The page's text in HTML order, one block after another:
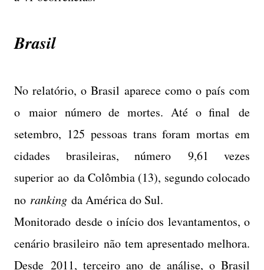
Brasil
No relatório, o Brasil aparece como o país com
o maior número de mortes. Até o final de
setembro, 125 pessoas trans foram mortas em
cidades brasileiras, número 9,61 vezes
superior ao da Colômbia (13), segundo colocado
no ranking da América do Sul.
Monitorado desde o início dos levantamentos, o
cenário brasileiro não tem apresentado melhora.
Desde 2011, terceiro ano de análise, o Brasil